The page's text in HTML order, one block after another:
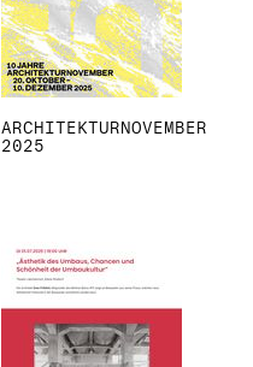
ARCHITEKTURNOVEMBER
2025